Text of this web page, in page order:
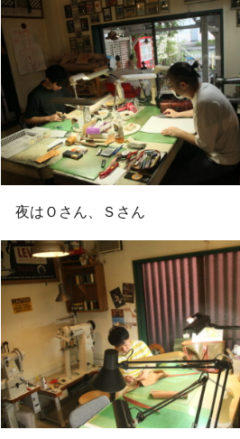
夜はＯさん、Ｓさん